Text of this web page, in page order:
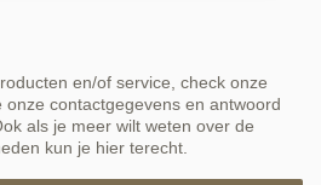
en/of service, check onze
onze contactgegevens en antwoord
als je meer wilt weten over de
kun je hier terecht.